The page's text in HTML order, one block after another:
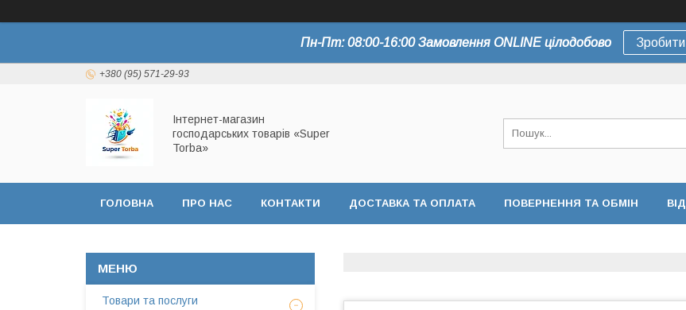
Пн-Пт: 08:00-16:00 Замовлення ONLINE цілодобово
+380 (95) 571-29-93
Інтернет-магазин
господарських товарів «Super
Torba»
ГОЛОВНА ПРО НАС КОНТАКТИ ДОСТАВКА ТА ОПЛАТА ПОВЕРНЕННЯ ТА ОБМІН
Товари та послуги